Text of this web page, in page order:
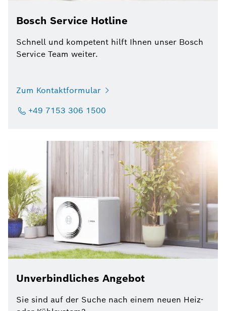
Bosch Service Hotline
Schnell und kompetent hilft Ihnen unser Bosch
Service Team weiter.
Zum Kontaktformular
+49 7153 306 1500
Unverbindliches Angebot
Sie sind auf der Suche nach einem neuen Heiz-